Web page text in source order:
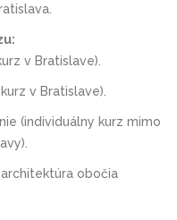
v Bratislave).
v Bratislave).
(individuálny kurz mimo
obočia